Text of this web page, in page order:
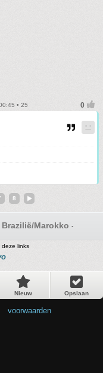
• 25
8
Marokko - Haïti
links
Nieuw Opslaan
voorwaarden